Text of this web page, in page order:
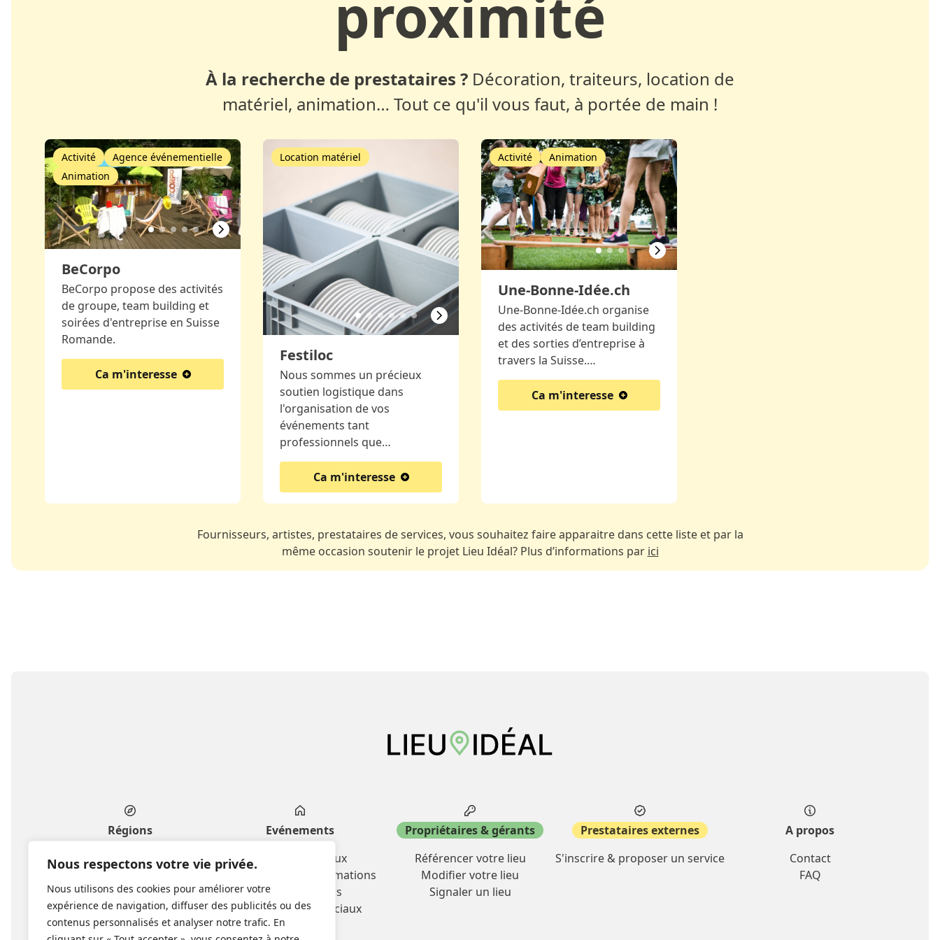
Nous respectons votre vie privée.
Nous utilisons des cookies pour améliorer votre
expérience de navigation, diffuser des publicités ou des
contenus personnalisés et analyser notre trafic. En
proximité
À la recherche de prestataires ? Décoration, traiteurs, location de
matériel, animation… Tout ce qu'il vous faut, à portée de main !
BeCorpo
Activité
Agence événementielle
Animation
BeCorpo propose des activités
de groupe, team building et
soirées d'entreprise en Suisse
Romande.
Ca m'interesse
Festiloc
Location matériel
Nous sommes un précieux
soutien logistique dans
l'organisation de vos
événements tant
professionnels que…
Ca m'interesse
Une-Bonne-Idée.ch
Activité Animation
Une-Bonne-Idée.ch organise
des activités de team building
et des sorties d’entreprise à
travers la Suisse.…
Ca m'interesse
Fournisseurs, artistes, prestataires de services, vous souhaitez faire apparaitre dans cette liste et par la
même occasion soutenir le projet Lieu Idéal? Plus d’informations par ici
Régions
Genève
Fribourg
Valais
Neuchâtel
Evénements
Privés & familiaux
Professionnels & formations
Culture & loisirs
Publics & commerciaux
Propriétaires & gérants
Référencer votre lieu
Modifier votre lieu
Signaler un lieu
Prestataires externes
S'inscrire & proposer un service
A propos
Contact
FAQ